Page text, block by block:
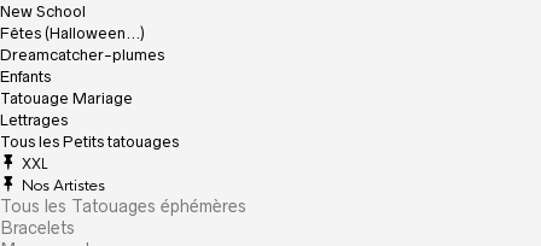
New School
Fêtes (Halloween…)
Dreamcatcher-plumes
Enfants
Tatouage Mariage
Lettrages
Tous les Petits tatouages
XXL
Nos Artistes
Tous les Tatouages éphémères
Bracelets